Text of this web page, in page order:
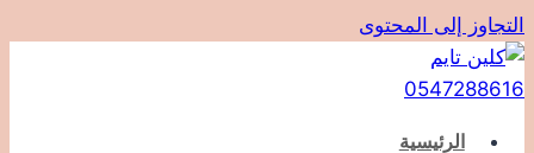
التجاوز إلى المحتوى
الرئيسية